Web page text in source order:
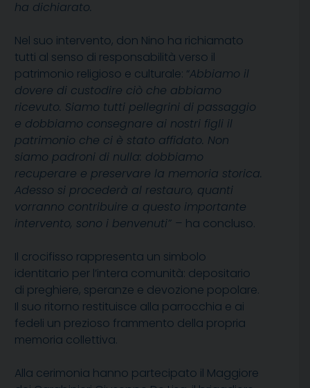
ha dichiarato.
Nel suo intervento, don Nino ha richiamato
tutti al senso di responsabilità verso il
patrimonio religioso e culturale: “Abbiamo il
dovere di custodire ciò che abbiamo
ricevuto. Siamo tutti pellegrini di passaggio
e dobbiamo consegnare ai nostri figli il
patrimonio che ci è stato affidato. Non
siamo padroni di nulla: dobbiamo
recuperare e preservare la memoria storica.
Adesso si procederà al restauro, quanti
vorranno contribuire a questo importante
intervento, sono i benvenuti” – ha concluso.
Il crocifisso rappresenta un simbolo
identitario per l’intera comunità: depositario
di preghiere, speranze e devozione popolare.
Il suo ritorno restituisce alla parrocchia e ai
fedeli un prezioso frammento della propria
memoria collettiva.
Alla cerimonia hanno partecipato il Maggiore